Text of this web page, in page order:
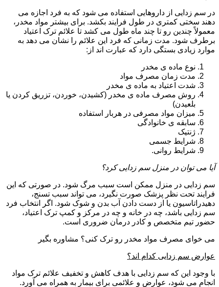
در سم زدایی از داروهایی استفاده می شود که به فرد اجازه می
دهند سختی کمتری در طول فرایند بکشد. برای بیشتر مواد مخدر،
معمولاً چندین رو تا چند ماه طول می کشد تا علائم ترک اعتیاد
برطرف شود. مدت زمانی که فرد این علائم را نشان می دهد به
موارد زیادی بستگی دارد که عبارت اند از:
نوع ماده ی مخدر
مدت زمان مصرف مواد
شدت اعتیاد به ماده ی مخدر
روش مصرف ماده ی مخدر (کشیدن، خوردن، تزریق کردن یا
بلعیدن)
میزان مواد مصرفی در هربار استفاده
سابقه ی خانوادگی
ژنتیک
شرایط جسمی
شرایط روانی.
آیا می توان در منزل سم زدایی کرد؟
سم زدایی در منزل ممکن است سبب مرگ شود. در صورتی که این
فرایند تحت نظر پزشک صورت نگیرد، می تواند سبب تسنج،
دهیدراتاسیون یا از دست دادن آب بدن و شوک شود. اگر انتخاب فرد
سم زدایی باشد، چه در خانه و چه در مرکز و کمپ ترک اعتیاد،
حضور تیم متخصص و کادر درمان ضروری است.
می خوای مصرف مواد مخدر رو ترک کنی؟ مشاوره بگیر
عوارض سم زدایی کدام اند؟
با وجود این که سم زدایی با هدف کاهش و تخفیف علائم ترک مواد
انجام می شود، عوارض و علائمی برای بیمار به همراه می آورد.